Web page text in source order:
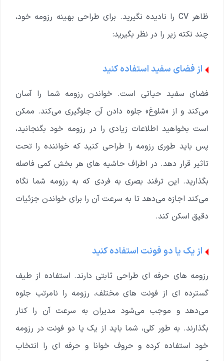
ظاهر CV را نادیده نگیرید. برای طراحی بهینه رزومه خود،
چند نکته زیر را در نظر بگیرید:
از فضای سفید استفاده کنید
فضای سفید حیاتی است. خواندن رزومه شما را آسان
می‌کند و از «شلوغ» جلوه دادن آن جلوگیری می‌کند. ممکن
است بخواهید اطلاعات زیادی را در رزومه خود بگنجانید،
پس باید طوری رزومه را طراحی کنید که خواننده را تحت
تاثیر قرار دهد. در اطراف حاشیه های هر بخش کمی فاصله
بگذارید. این ترفند بصری به فردی که به رزومه شما نگاه
می‌کند اجازه می‌دهد تا به سرعت آن را برای خواندن جزئیات
دقیق اسکن کند.
از یک یا دو فونت استفاده کنید
رزومه های حرفه ای طراحی ثابتی دارند. استفاده از طیف
گسترده ای از فونت های مختلف، رزومه را نامرتب جلوه
می‌دهد و موجب می‌شود مدیران به سرعت آن را کنار
بگذارند. به طور کلی، شما باید از یک یا دو فونت در رزومه
خود استفاده کرده و حروف خوانا و حرفه ای را انتخاب